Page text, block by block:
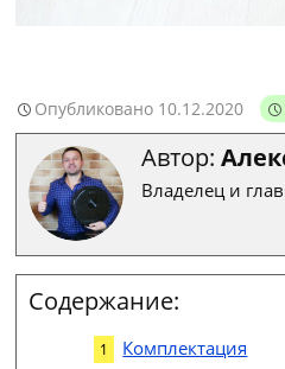
Опубликовано 10.12.2020
Автор:
Владелец и
Содержание:
Комплектация